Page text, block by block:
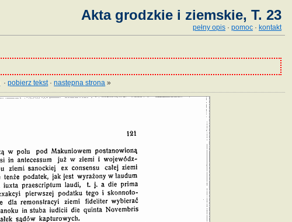
Akta grodzkie i ziemskie, T. 23
pełny opis · pomoc · kontakt
·pobierz tekst·następna strona »